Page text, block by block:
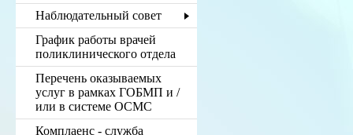
Наблюдательный совет
График работы врачей
поликлинического отдела
Перечень оказываемых
услуг в рамках ГОБМП и /
или в системе ОСМС
Комплаенс - служба